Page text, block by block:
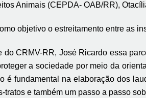
Animais (CEPDA- OAB/RR),
objetivo o estreitamento entre as
do CRMV-RR, José Ricardo essa
a sociedade por meio da
é fundamental na elaboração dos
tratos e também um passo a passo